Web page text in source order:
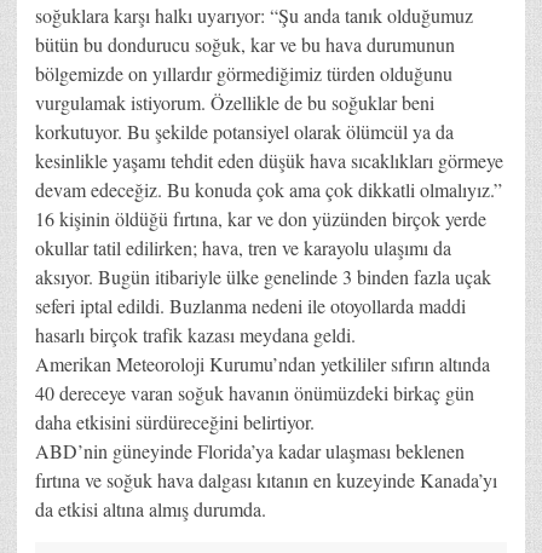
soğuklara karşı halkı uyarıyor: “Şu anda tanık olduğumuz
bütün bu dondurucu soğuk, kar ve bu hava durumunun
bölgemizde on yıllardır görmediğimiz türden olduğunu
vurgulamak istiyorum. Özellikle de bu soğuklar beni
korkutuyor. Bu şekilde potansiyel olarak ölümcül ya da
kesinlikle yaşamı tehdit eden düşük hava sıcaklıkları görmeye
devam edeceğiz. Bu konuda çok ama çok dikkatli olmalıyız.”
16 kişinin öldüğü fırtına, kar ve don yüzünden birçok yerde
okullar tatil edilirken; hava, tren ve karayolu ulaşımı da
aksıyor. Bugün itibariyle ülke genelinde 3 binden fazla uçak
seferi iptal edildi. Buzlanma nedeni ile otoyollarda maddi
hasarlı birçok trafik kazası meydana geldi.
Amerikan Meteoroloji Kurumu’ndan yetkililer sıfırın altında
40 dereceye varan soğuk havanın önümüzdeki birkaç gün
daha etkisini sürdüreceğini belirtiyor.
ABD’nin güneyinde Florida’ya kadar ulaşması beklenen
fırtına ve soğuk hava dalgası kıtanın en kuzeyinde Kanada’yı
da etkisi altına almış durumda.